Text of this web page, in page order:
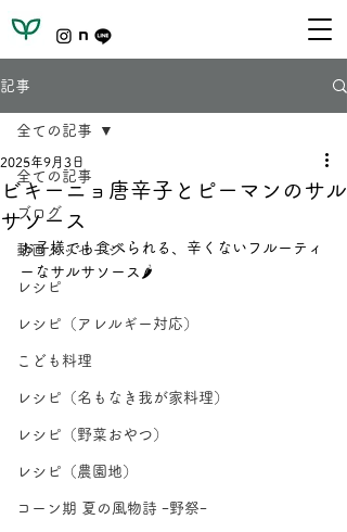
記事
全ての記事
ブログ
動画メッセージ
レシピ
レシピ（アレルギー対応）
こども料理
レシピ（名もなき我が家料理）
レシピ（野菜おやつ）
レシピ（農園地）
コーン期 夏の風物詩 ｰ野祭ｰ
全ての記事
ビキーニョ唐辛子とピーマンのサル
サソース
2025年9月3日
お子様でも食べられる、辛くないフルーティ
ーなサルサソース🌶️